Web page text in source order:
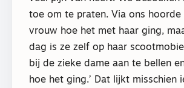
toe om te praten. Via ons hoorde
vrouw hoe het met haar ging,
dag is ze zelf op haar
bij de zieke dame aan te bellen
hoe het ging.’ Dat lijkt misschien